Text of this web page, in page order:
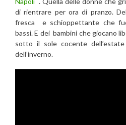
di rientrare per ora di pranzo.
fresca e schioppettante che
bassi. E dei bambini che giocano
sotto il sole cocente
dell’inverno.